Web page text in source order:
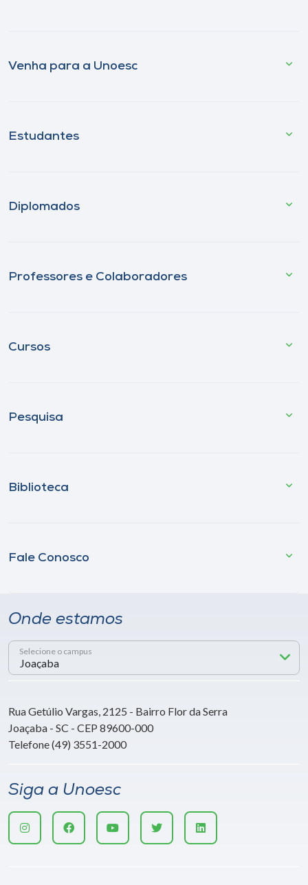
Venha para a Unoesc
Estudantes
Diplomados
Professores e Colaboradores
Cursos
Pesquisa
Biblioteca
Fale Conosco
Onde estamos
Selecione o campus
Rua Getúlio Vargas, 2125 - Bairro Flor da Serra
Joaçaba - SC - CEP 89600-000
Telefone (49) 3551-2000
Siga a Unoesc